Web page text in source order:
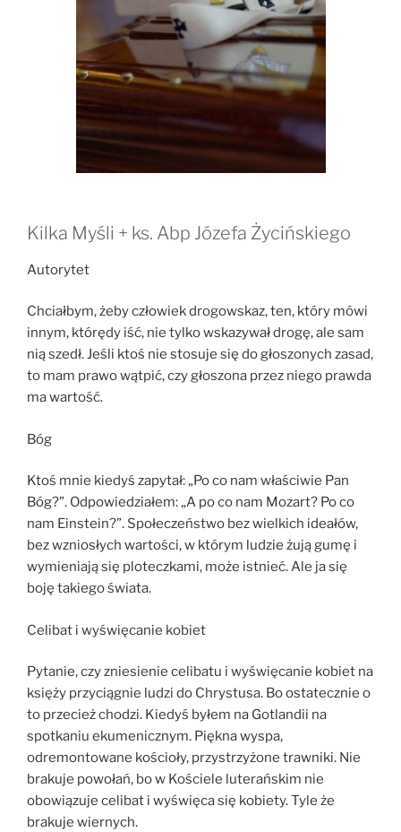
Kilka Myśli + ks. Abp Józefa Życińskiego
Autorytet
Chciałbym, żeby człowiek drogowskaz, ten, który mówi
innym, którędy iść, nie tylko wskazywał drogę, ale sam
nią szedł. Jeśli ktoś nie stosuje się do głoszonych zasad,
to mam prawo wątpić, czy głoszona przez niego prawda
ma wartość.
Bóg
Ktoś mnie kiedyś zapytał: „Po co nam właściwie Pan
Bóg?”. Odpowiedziałem: „A po co nam Mozart? Po co
nam Einstein?”. Społeczeństwo bez wielkich ideałów,
bez wzniosłych wartości, w którym ludzie żują gumę i
wymieniają się ploteczkami, może istnieć. Ale ja się
boję takiego świata.
Celibat i wyświęcanie kobiet
Pytanie, czy zniesienie celibatu i wyświęcanie kobiet na
księży przyciągnie ludzi do Chrystusa. Bo ostatecznie o
to przecież chodzi. Kiedyś byłem na Gotlandii na
spotkaniu ekumenicznym. Piękna wyspa,
odremontowane kościoły, przystrzyżone trawniki. Nie
brakuje powołań, bo w Kościele luterańskim nie
obowiązuje celibat i wyświęca się kobiety. Tyle że
brakuje wiernych.